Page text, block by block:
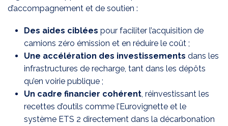
d’accompagnement et de soutien :
Des aides ciblées pour faciliter l’acquisition de
camions zéro émission et en réduire le coût ;
Une accélération des investissements dans les
infrastructures de recharge, tant dans les dépôts
qu’en voirie publique ;
Un cadre financier cohérent, réinvestissant les
recettes d’outils comme l’Eurovignette et le
système ETS 2 directement dans la décarbonation